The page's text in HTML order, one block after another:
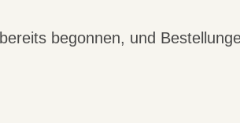
begonnen, und